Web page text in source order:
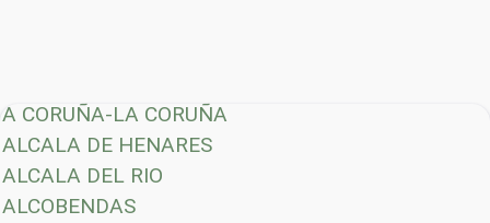
A CORUÑA-LA CORUÑA
ALCALA DE HENARES
ALCALA DEL RIO
ALCOBENDAS